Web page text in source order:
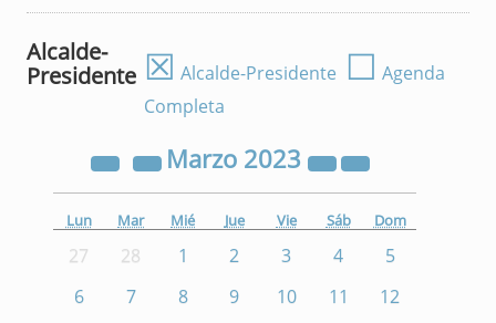
Alcalde-
Presidente ☒ Alcalde-Presidente ☐ Agenda
Completa
Marzo 2023
Lun Mar Mié Jue Vie Sáb Dom
27 28 1 2 3 4
5
6
7 8 9 10 11
12